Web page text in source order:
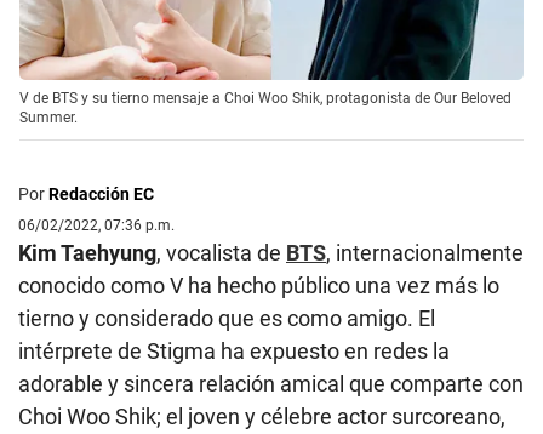
V de BTS y su tierno mensaje a Choi Woo Shik, protagonista de Our Beloved
Summer.
PorRedacción EC
06/02/2022, 07:36 p.m.
Kim Taehyung, vocalista de BTS, internacionalmente
conocido como V ha hecho público una vez más lo
tierno y considerado que es como amigo. El
intérprete de Stigma ha expuesto en redes la
adorable y sincera relación amical que comparte con
Choi Woo Shik; el joven y célebre actor surcoreano,